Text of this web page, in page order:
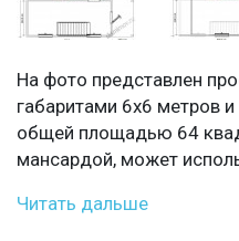
На фото представлен
габаритами 6х6 метров
общей площадью 64
мансардой, может
Читать дальше